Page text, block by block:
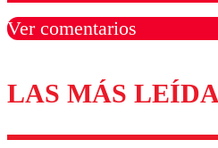
Ver comentarios
Los comentarios son
diálogo
LAS MÁS